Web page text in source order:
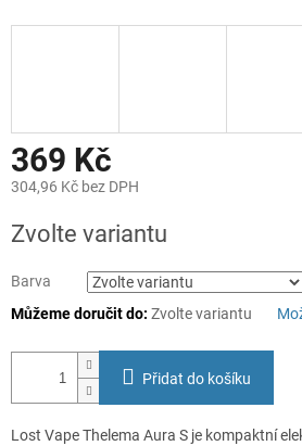
369 Kč
304,96 Kč bez DPH
cena:
Zvolte variantu
Barva
Můžeme doručit do: Zvolte variantu
Přidat do košíku
Lost Vape Thelema Aura S je kompaktní